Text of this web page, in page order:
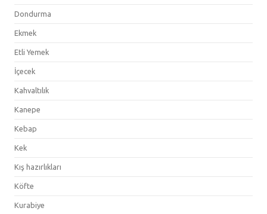
Dondurma
Ekmek
Etli Yemek
İçecek
Kahvaltılık
Kanepe
Kebap
Kek
Kış hazırlıkları
Köfte
Kurabiye